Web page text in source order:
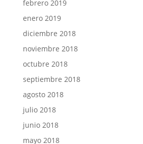
febrero 2019
enero 2019
diciembre 2018
noviembre 2018
octubre 2018
septiembre 2018
agosto 2018
julio 2018
junio 2018
mayo 2018